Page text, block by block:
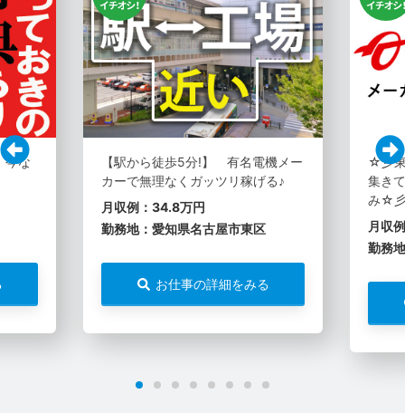
今な
【駅から徒歩5分!】 有名電機メー
カーで無理なくガッツリ稼げる♪
月収例：34.8万円
勤務地：愛知県名古屋市東区
お仕事の詳細をみる
☆彡
集き
み☆
月収
勤務